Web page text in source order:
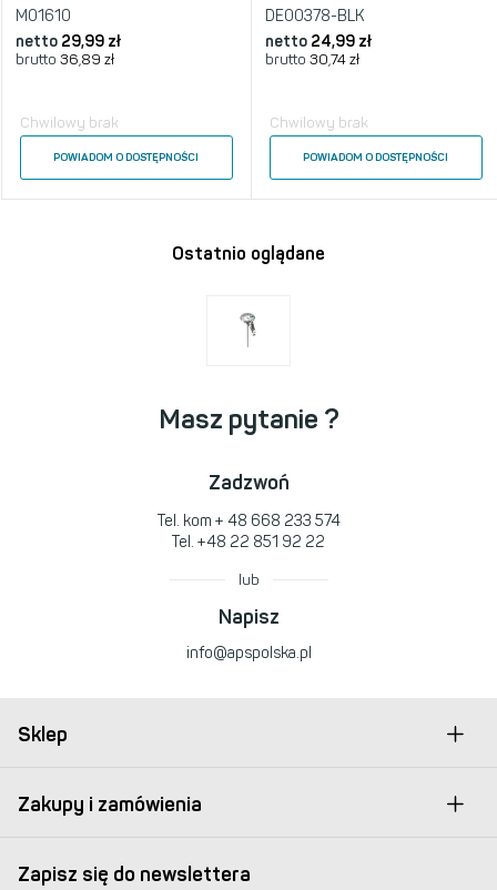
M01610
netto 29,99 zł
brutto 36,89 zł
Chwilowy brak
POWIADOM O DOSTĘPNOŚCI
DE00378-BLK
netto 24,99 zł
brutto 30,74 zł
Chwilowy brak
POWIADOM O DOSTĘPNOŚCI
Ostatnio oglądane
Masz pytanie ?
Zadzwoń
Tel. kom + 48 668 233 574
Tel. +48 22 851 92 22
lub
Napisz
info@apspolska.pl
Sklep
Zakupy i zamówienia
Zapisz się do newslettera